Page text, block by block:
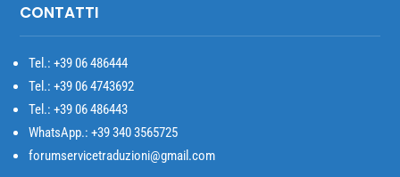
CONTATTI
Tel.: +3906 486444
Tel.: +39 06 4743692
Tel.: +39 06 486443
WhatsApp.: +39 340 3565725
forumservicetraduzioni@gmail.com